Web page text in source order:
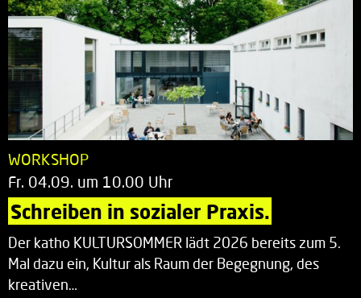
WORKSHOP
Fr. 04.09. um 10.00 Uhr
Schreiben in sozialer Praxis.
Der katho KULTURSOMMER lädt 2026 bereits zum 5.
Mal dazu ein, Kultur als Raum der Begegnung, des
kreativen…